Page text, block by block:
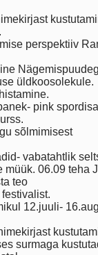
perspektiiv
üldkoosolekule.
pink
sõlmimisest
vabatahtlik
müük. 06.09 teha
teo
12.juuli-
surmaga